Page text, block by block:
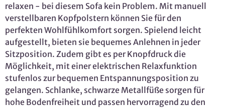
relaxen - bei diesem Sofa kein Problem. Mit manuell
verstellbaren Kopfpolstern können Sie für den
perfekten Wohlfühlkomfort sorgen. Spielend leicht
aufgestellt, bieten sie bequemes Anlehnen in jeder
Sitzposition. Zudem gibt es per Knopfdruck die
Möglichkeit, mit einer elektrischen Relaxfunktion
stufenlos zur bequemen Entspannungsposition zu
gelangen. Schlanke, schwarze Metallfüße sorgen für
hohe Bodenfreiheit und passen hervorragend zu den